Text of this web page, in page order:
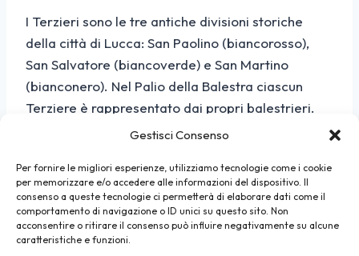
Gestisci Consenso
Per fornire le migliori esperienze, utilizziamo tecnologie come i cookie
per memorizzare e/o accedere alle informazioni del dispositivo. Il
consenso a queste tecnologie ci permetterà di elaborare dati come il
comportamento di navigazione o ID unici su questo sito. Non
acconsentire o ritirare il consenso può influire negativamente su alcune
caratteristiche e funzioni.
I Terzieri sono le tre antiche divisioni storiche
della città di Lucca: San Paolino (biancorosso),
San Salvatore (biancoverde) e San Martino
(bianconero). Nel Palio della Balestra ciascun
Terziere è rappresentato dai propri balestrieri.
Si può visitare la Basilica di San
Paolino tutto l’anno?
Dal 2025 la Basilica è aperta gratuitamente al
pubblico ogni venerdì, sabato e domenica dalle